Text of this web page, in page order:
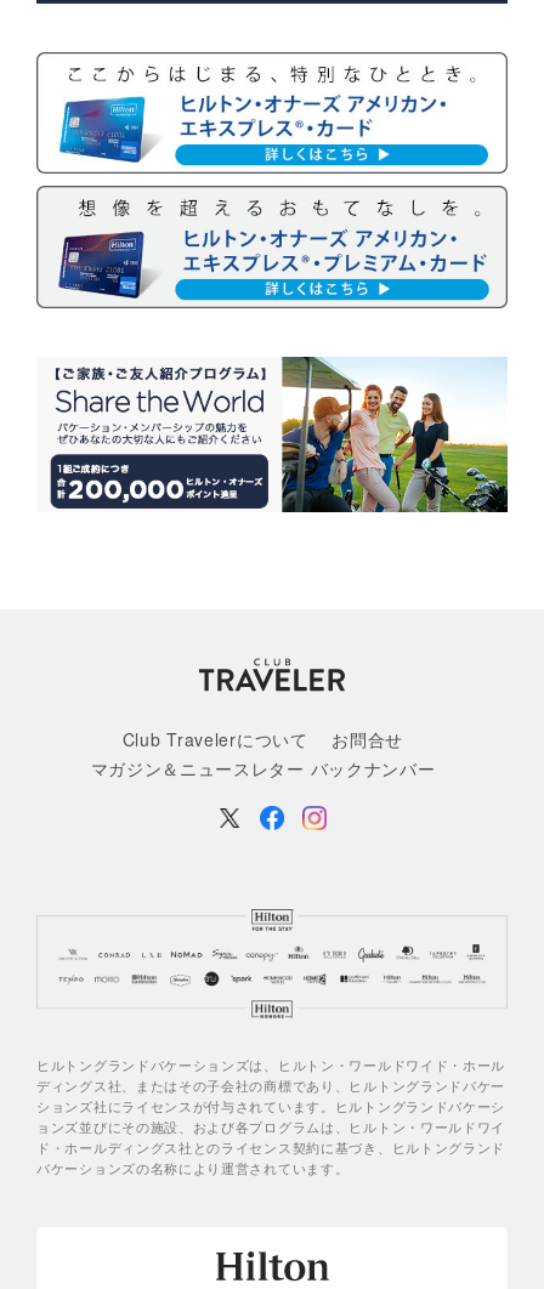
Club Travelerについて
お問合せ
マガジン＆ニュースレター バックナンバー
ヒルトングランドバケーションズは、ヒルトン・ワールドワイド・ホール
ディングス社、またはその子会社の商標であり、ヒルトングランドバケー
ションズ社にライセンスが付与されています。ヒルトングランドバケーシ
ョンズ並びにその施設、および各プログラムは、ヒルトン・ワールドワイ
ド・ホールディングス社とのライセンス契約に基づき、ヒルトングランド
バケーションズの名称により運営されています。